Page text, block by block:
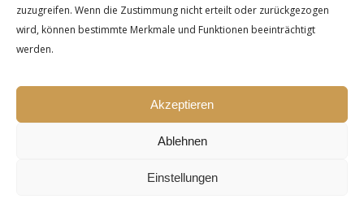
zuzugreifen. Wenn die Zustimmung nicht erteilt oder zurückgezogen
wird, können bestimmte Merkmale und Funktionen beeinträchtigt
werden.
Akzeptieren
Ablehnen
Einstellungen
Ashe Theme by Royal-Flush - 2026 ©